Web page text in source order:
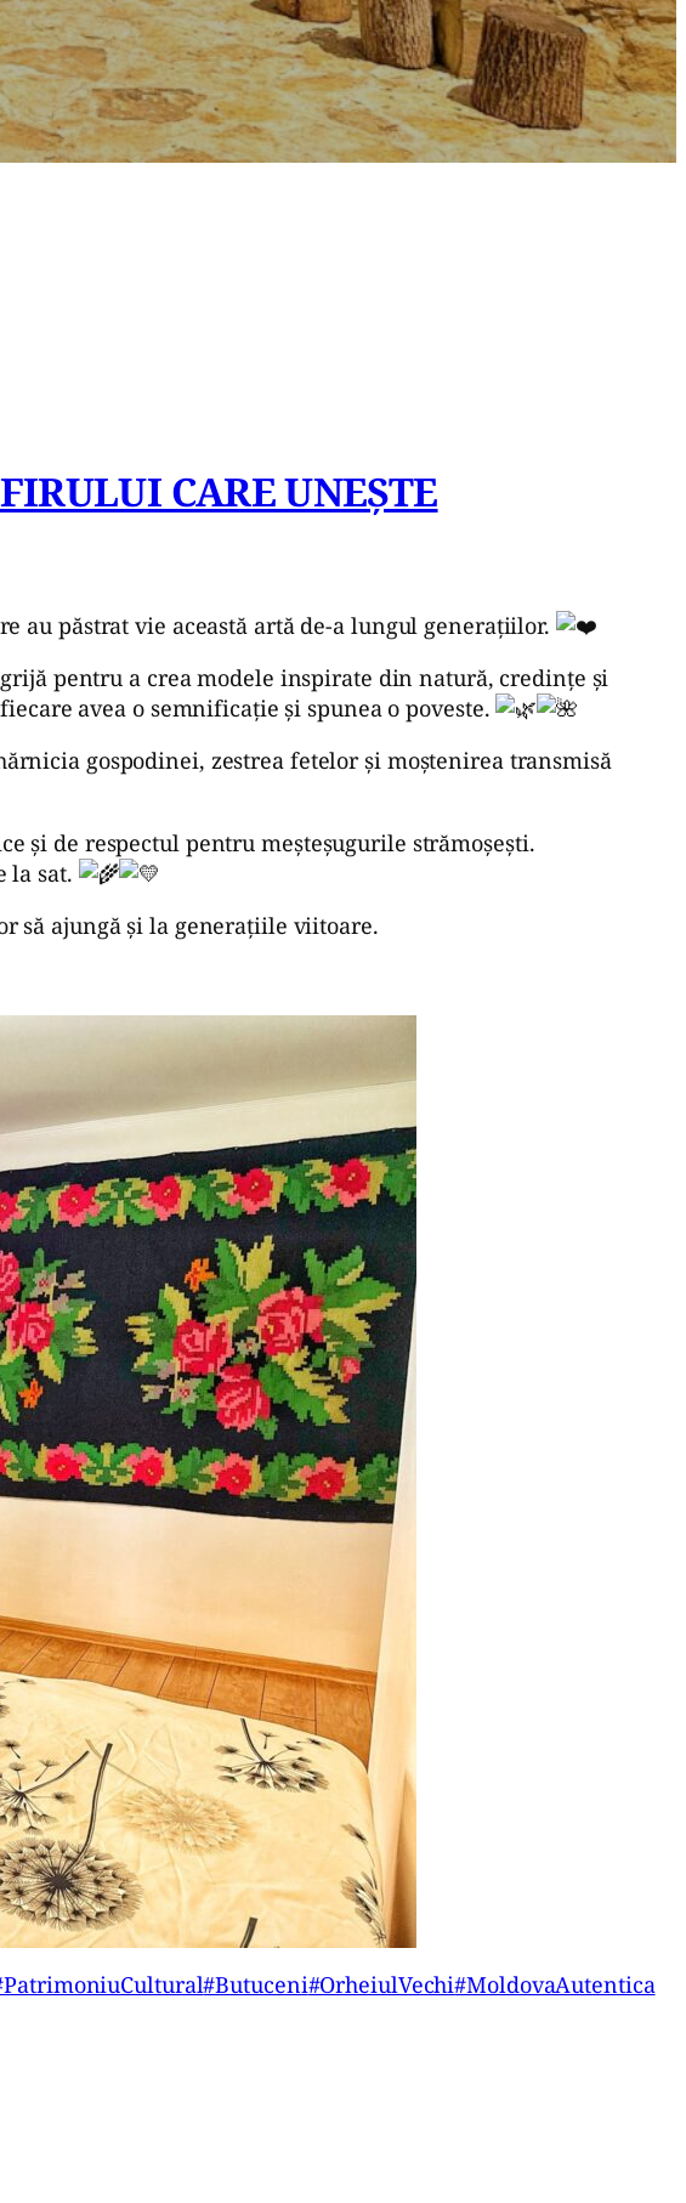
CARE UNEȘTE
au păstrat vie această artă de-a lungul generațiilor.
pentru a crea modele inspirate din natură, credințe și
avea o semnificație și spunea o poveste.
gospodinei, zestrea fetelor și moștenirea transmisă
și de respectul pentru meșteșugurile strămoșești.
la sat.
să ajungă și la generațiile viitoare.
#Butuceni#OrheiulVechi#MoldovaAutentica